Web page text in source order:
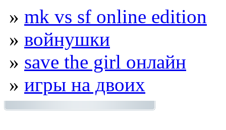
» mk vs sf online edition
» войнушки
» save the girl онлайн
» игры на двоих